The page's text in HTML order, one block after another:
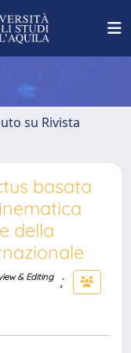
su Rivista
basata
della
& Editing
;